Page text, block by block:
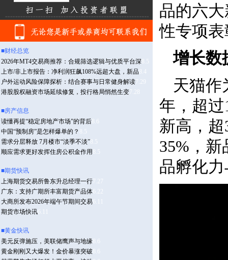
品的六
性专项
增长数
天猫作
年，超
新高，
35%，
品孵化